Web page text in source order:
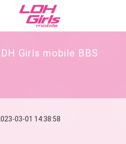
Girls mobile BBS
03-01 14:38:58